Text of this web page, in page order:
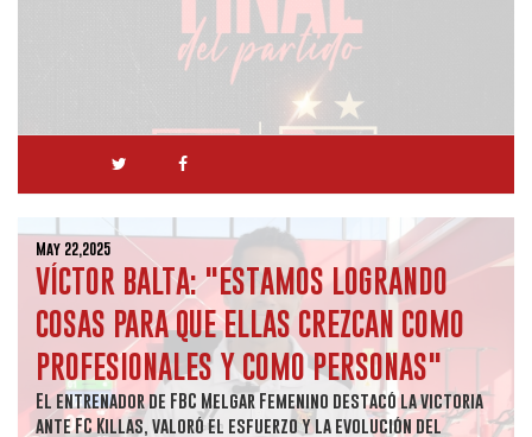
May 22,2025
VÍCTOR BALTA: "ESTAMOS LOGRANDO
COSAS PARA QUE ELLAS CREZCAN COMO
PROFESIONALES Y COMO PERSONAS"
El entrenador de FBC Melgar Femenino destacó la victoria
ante FC Killas, valoró el esfuerzo y la evolución del